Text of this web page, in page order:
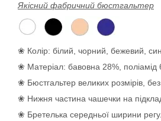
Якісний фабричний бюстгальтер
❀ Колір: білий, чорний, бежевий,
❀ Матеріал: бавовна 28%, поліамід
❀ Бюстгальтер великих розмірів,
❀ Нижня частина чашечки на
❀ Бретелька середньої ширини